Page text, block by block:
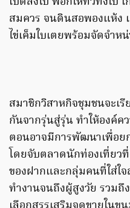
สมควร จนดินสอพองแห้ง
ไข่เค็มใบเตยพร้อมจัดจำห
สมาชิกวิสาหกิจชุมชนจะเ
กันจากรุ่นสู่รุ่น ทำให้องค์ค
ตอนอาจมีการพัฒนาเพื่อ
โดยจับตลาดนักท่องเที่ยว
ของฝากและกลุ่มคนที่ใส่ใ
ทำงานจนถึงผู้สูงวัย รวม